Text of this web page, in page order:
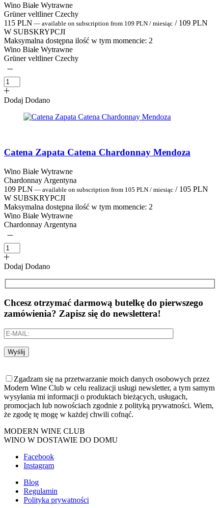
Wino Białe Wytrawne
Grüner veltliner Czechy
115 PLN — available on subscription from 109 PLN / miesiąc / 109 PLN
W SUBSKRYPCJI
Maksymalna dostępna ilość w tym momencie: 2
Wino Białe Wytrawne
Grüner veltliner Czechy
Dodaj Dodano
Catena Zapata Catena Chardonnay Mendoza
Wino Białe Wytrawne
Chardonnay Argentyna
109 PLN — available on subscription from 105 PLN / miesiąc / 105 PLN
W SUBSKRYPCJI
Maksymalna dostępna ilość w tym momencie: 2
Wino Białe Wytrawne
Chardonnay Argentyna
Dodaj Dodano
Chcesz otrzymać darmową butelkę do pierwszego
zamówienia? Zapisz się do newslettera!
Wyślij
Zgadzam się na przetwarzanie moich danych osobowych przez
Modern Wine Club w celu realizacji usługi newsletter, a tym samym
wysyłania mi informacji o produktach bieżących, usługach,
promocjach lub nowościach zgodnie z polityką prywatności. Wiem,
że zgodę tę mogę w każdej chwili cofnąć.
MODERN WINE CLUB
WINO W DOSTAWIE DO DOMU
Facebook
Instagram
Blog
Regulamin
Polityka prywatności